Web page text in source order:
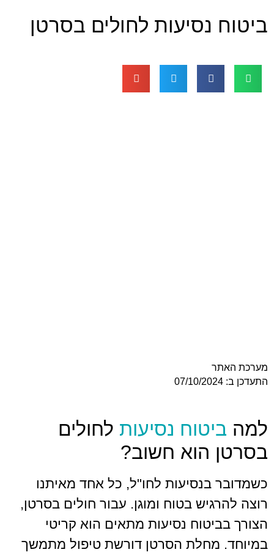
ביטוח נסיעות לחולים בסרטן
מערכת האתר
התעדכן ב: 07/10/2024
למה ביטוח נסיעות לחולים
בסרטן הוא חשוב?
כשמדובר בנסיעות לחו"ל, כל אחד מאיתנו
רוצה להרגיש בטוח ומוגן. עבור חולים בסרטן,
הצורך בביטוח נסיעות מתאים הוא קריטי
במיוחד. מחלת הסרטן דורשת טיפול מתמשך